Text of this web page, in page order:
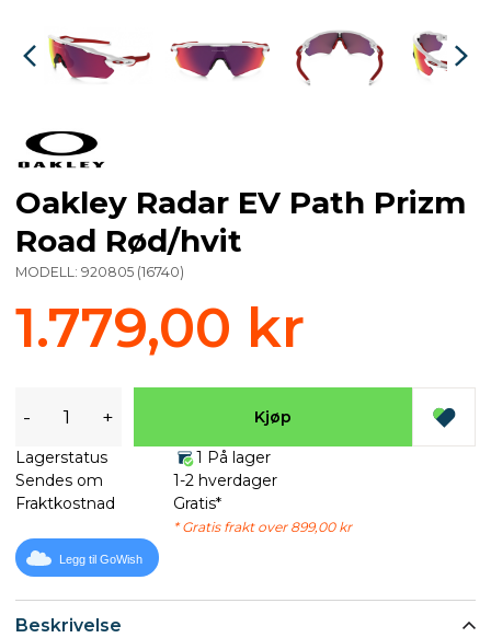
Beskrivelse
Oakley Radar EV Path Prizm
Road Rød/hvit
MODELL: 920805 (16740)
1.779,00 kr
- + Kjøp
Lagerstatus
1 På lager
Sendes om
1-2 hverdager
Fraktkostnad
Gratis*
* Gratis frakt over 899,00 kr
Legg til GoWish